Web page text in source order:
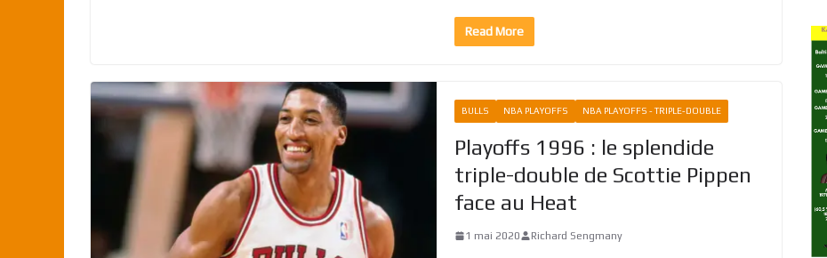
Read More
BULLS NBA PLAYOFFS NBA PLAYOFFS - TRIPLE-DOUBLE
Playoffs 1996 : le splendide
triple-double de Scottie Pippen
face au Heat
1 mai 2020 Richard Sengmany